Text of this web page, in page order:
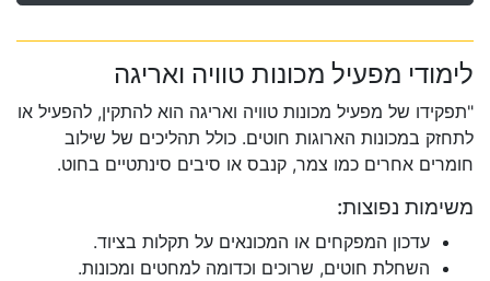
לימודי מפעיל מכונות טוויה ואריגה
"תפקידו של מפעיל מכונות טוויה ואריגה הוא להתקין, להפעיל או
לתחזק במכונות הארוגות חוטים. כולל תהליכים של שילוב
חומרים אחרים כמו צמר, קנבס או סיבים סינתטיים בחוט.
משימות נפוצות:
עדכון המפקחים או המכונאים על תקלות בציוד.
השחלת חוטים, שרוכים וכדומה למחטים ומכונות.